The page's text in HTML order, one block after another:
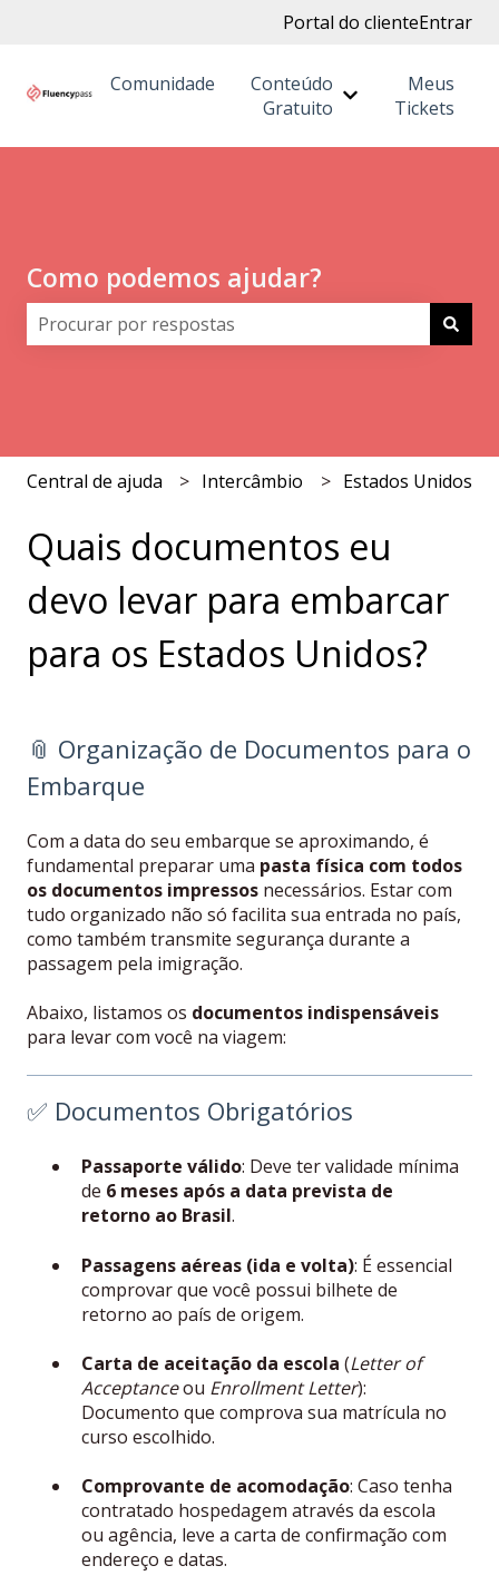
Portal do clienteEntrar
Comunidade
Conteúdo
Gratuito
Mostrar
Meus
Tickets
Como podemos ajudar?
Central de ajuda Intercâmbio Estados Unidos
Quais documentos eu
devo levar para embarcar
para os Estados Unidos?
📎 Organização de Documentos para o
Embarque
Com a data do seu embarque se aproximando, é
fundamental preparar uma pasta física com todos
os documentos impressos necessários. Estar com
tudo organizado não só facilita sua entrada no país,
como também transmite segurança durante a
passagem pela imigração.
Abaixo, listamos os documentos indispensáveis
para levar com você na viagem:
✅ Documentos Obrigatórios
Passaporte válido: Deve ter validade mínima
de 6 meses após a data prevista de
retorno ao Brasil.
Passagens aéreas (ida e volta): É essencial
comprovar que você possui bilhete de
retorno ao país de origem.
Carta de aceitação da escola (Letter of
Acceptanceou Enrollment Letter):
Documento que comprova sua matrícula no
curso escolhido.
Comprovante de acomodação: Caso tenha
contratado hospedagem através da escola
ou agência, leve a carta de confirmação com
endereço e datas.